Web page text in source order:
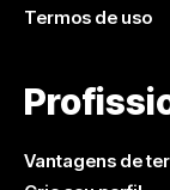
Termos de uso
Vantagens de